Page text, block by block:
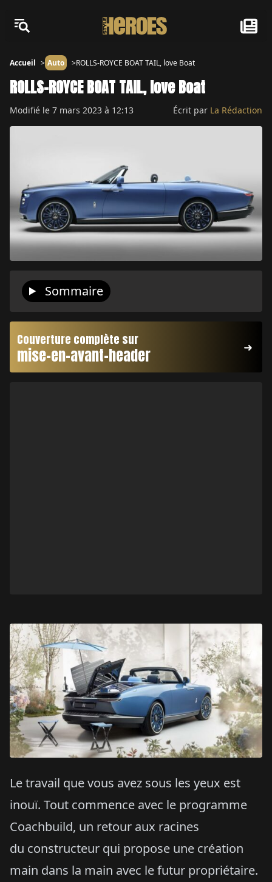
Accueil Auto ROLLS-ROYCE BOAT TAIL, love Boat
ROLLS-ROYCE BOAT TAIL, love Boat
Modifié le 7 mars 2023 à 12:13 Écrit par La Rédaction
Sommaire
Couverture complète sur
mise-en-avant-header
Le travail que vous avez sous les yeux est
inouï. Tout commence avec le programme
Coachbuild, un retour aux racines
du constructeur qui propose une création
main dans la main avec le futur propriétaire.